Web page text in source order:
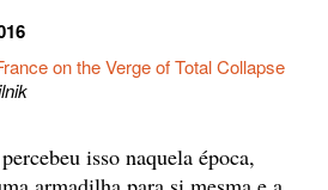
on the Verge of Total Collapse
isso naquela época,